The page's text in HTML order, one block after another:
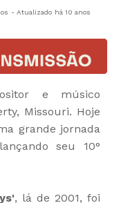
- Atualizado há 10 anos
e músico
Missouri. Hoje
grande jornada
seu 10°
, lá de 2001, foi